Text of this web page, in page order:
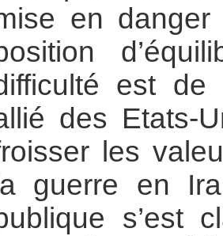
en
est
des Etats-
les
la guerre en
s’est